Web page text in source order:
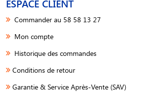
ESPACE CLIENT
Commander au 58 58 13 27
Mon compte
Historique des commandes
Conditions de retour
Garantie & Service Après-Vente (SAV)